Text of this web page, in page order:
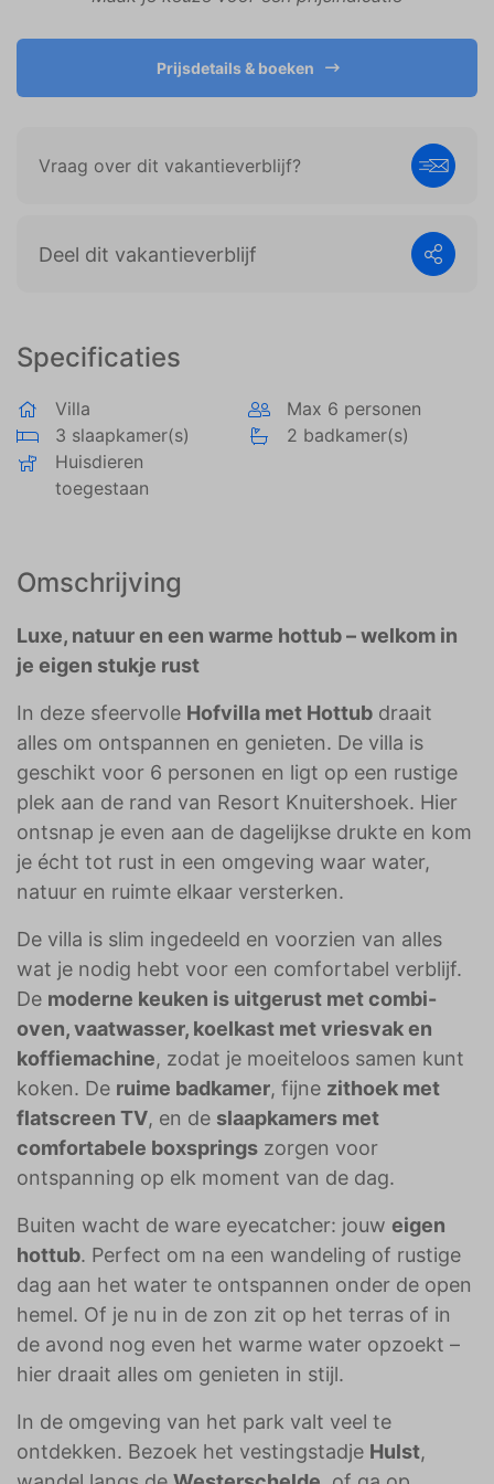
Specificaties
Villa
Max 6 personen
3 slaapkamer(s)
2 badkamer(s)
Huisdieren
toegestaan
Omschrijving
Luxe, natuur en een warme hottub – welkom in
je eigen stukje rust
In deze sfeervolle Hofvilla met Hottub draait
alles om ontspannen en genieten. De villa is
geschikt voor 6 personen en ligt op een rustige
plek aan de rand van Resort Knuitershoek. Hier
ontsnap je even aan de dagelijkse drukte en kom
je écht tot rust in een omgeving waar water,
natuur en ruimte elkaar versterken.
De villa is slim ingedeeld en voorzien van alles
wat je nodig hebt voor een comfortabel verblijf.
De moderne keuken is uitgerust met combi-
oven, vaatwasser, koelkast met vriesvak en
koffiemachine, zodat je moeiteloos samen kunt
koken. De ruime badkamer, fijne zithoek met
flatscreen TV, en de slaapkamers met
comfortabele boxsprings zorgen voor
ontspanning op elk moment van de dag.
Buiten wacht de ware eyecatcher: jouw eigen
hottub. Perfect om na een wandeling of rustige
dag aan het water te ontspannen onder de open
hemel. Of je nu in de zon zit op het terras of in
de avond nog even het warme water opzoekt –
hier draait alles om genieten in stijl.
In de omgeving van het park valt veel te
ontdekken. Bezoek het vestingstadje Hulst,
Prijsdetails & boeken
Vraag over dit vakantieverblijf?
Deel dit vakantieverblijf
weergeven die zijn afgestemd op en relevant zijn
adverteerders.